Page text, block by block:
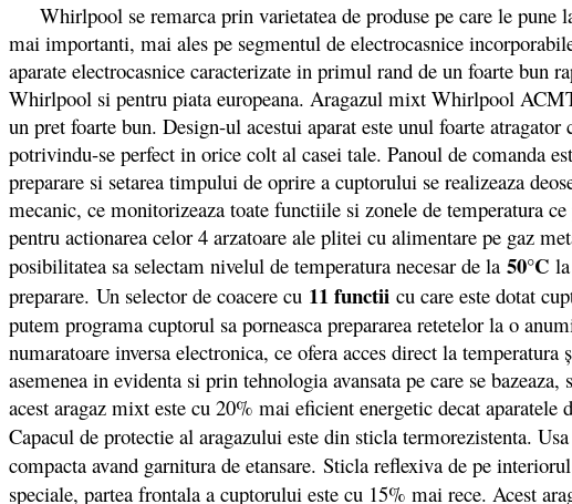
Whirlpool se remarca prin varietatea de produse pe care le pune
mai importanti, mai ales pe segmentul de electrocasnice
aparate electrocasnice caracterizate in primul rand de un foarte bun
Whirlpool si pentru piata europeana. Aragazul mixt Whirlpool
un pret foarte bun. Design-ul acestui aparat este unul foarte
potrivindu-se perfect in orice colt al casei tale. Panoul de comanda
preparare si setarea timpului de oprire a cuptorului se realizeaza
mecanic, ce monitorizeaza toate functiile si zonele de temperatura
pentru actionarea celor 4 arzatoare ale plitei cu alimentare pe gaz
posibilitatea sa selectam nivelul de temperatura necesar de la 50°C la
preparare. Un selector de coacere cu 11 functii cu care este dotat
putem programa cuptorul sa porneasca prepararea retetelor la o
numaratoare inversa electronica, ce ofera acces direct la
asemenea in evidenta si prin tehnologia avansata pe care se
acest aragaz mixt este cu 20% mai eficient energetic decat
Capacul de protectie al aragazului este din sticla termorezistenta.
compacta avand garnitura de etansare. Sticla reflexiva de pe
speciale, partea frontala a cuptorului este cu 15% mai rece. Acest